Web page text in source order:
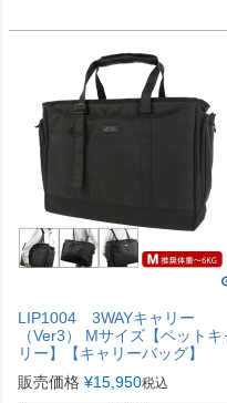
LIP1004 3WAYキャリー
（Ver3） Mサイズ【ペットキ
リー】【キャリーバッグ】
販売価格 ¥15,950税込